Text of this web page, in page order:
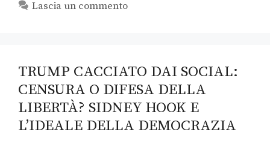
Lascia un commento
TRUMP CACCIATO DAI SOCIAL:
CENSURA O DIFESA DELLA
LIBERTÀ? SIDNEY HOOK E
L’IDEALE DELLA DEMOCRAZIA